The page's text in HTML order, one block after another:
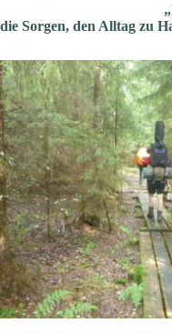
„In die Sonne,
die Sorgen, den Alltag zu